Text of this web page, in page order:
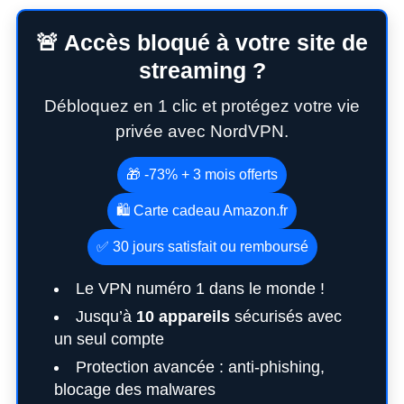
🚨 Accès bloqué à votre site de
streaming ?
Débloquez en 1 clic et protégez votre vie
privée avec NordVPN.
🎁 -73% + 3 mois offerts
🛍️ Carte cadeau Amazon.fr
✅ 30 jours satisfait ou remboursé
Le VPN numéro 1 dans le monde !
Jusqu’à 10 appareilssécurisés avec
un seul compte
Protection avancée : anti-phishing,
blocage des malwares